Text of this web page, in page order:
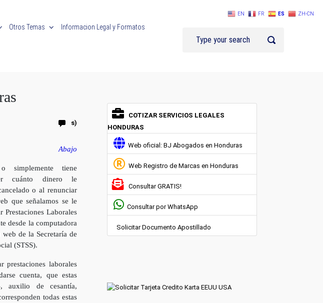
Otros Temas Informacion Legal y Formatos
s)
Abajo
simplemente tiene
cuánto dinero le
o al renunciar
que señalamos se le
Prestaciones Laborales
desde la computadora
de la Secretaría de
(STSS).
prestaciones laborales
cuenta, que estas
auxilio de cesantía,
todas estas
COTIZAR SERVICIOS LEGALES
HONDURAS
Web oficial: BJ Abogados en Honduras
Web Registro de Marcas en Honduras
Consultar GRATIS!
Consultar por WhatsApp
Solicitar Documento Apostillado
EN FR ES ZH-CN